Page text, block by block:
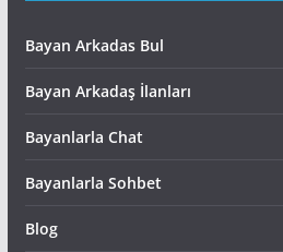
Bayan Arkadas Bul
Bayan Arkadaş İlanları
Bayanlarla Chat
Bayanlarla Sohbet
Blog